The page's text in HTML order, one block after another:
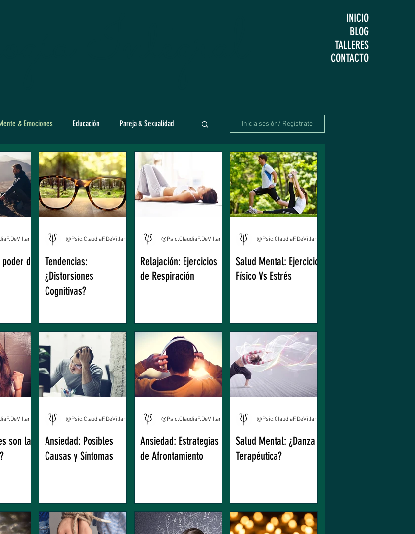
INICIO
BLOG
TALLERES
CONTACTO
& Emociones Educación Pareja & Sexualidad
Adultez Mayor Mundo & Sociedad
Psiconutrición
Inicia sesión/ Regístrate
de
Tendencias:
¿Distorsiones
Cognitivas?
Relajación: Ejercicios
de Respiración
Salud Mental: Ejercicio
Físico Vs Estrés
son las
Ansiedad: Posibles
Causas y Síntomas
Ansiedad: Estrategias
de Afrontamiento
Salud Mental: ¿Danza
Terapéutica?